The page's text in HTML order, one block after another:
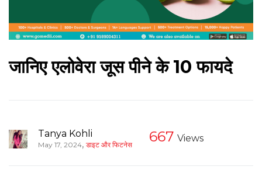
जानिए एलोवेरा जूस पीने के 10 फायदे
Tanya Kohli
May 17, 2024, डाइट और फिटनेस 667 Views